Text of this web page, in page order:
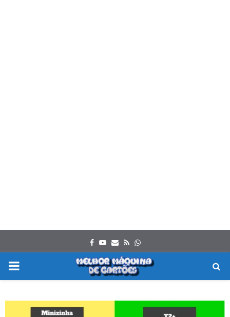
Facebook
Youtube
Email
RssWhatsapp
PRIMARY